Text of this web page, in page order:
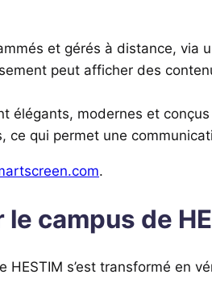
et gérés à distance,
peut afficher des
élégants, modernes et conçus
ce qui permet une
.
campus de
s’est transformé en